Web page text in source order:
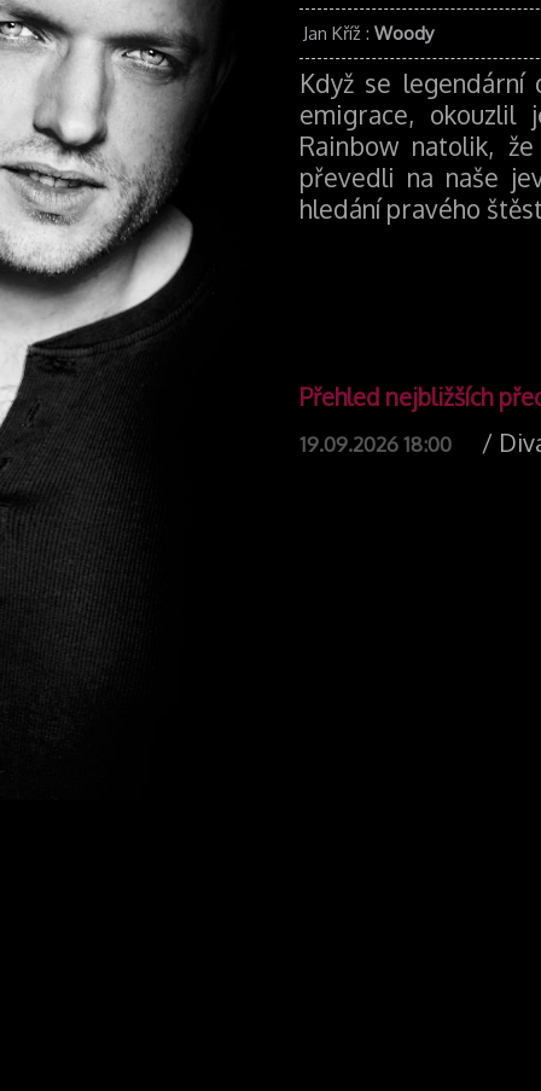
Jan Kříž : Woody
Když se
emigrace, okouzlil
Rainbow natolik,
převedli na naše
hledání pravého
Přehled nejbližších
19.09.2026 18:00 /